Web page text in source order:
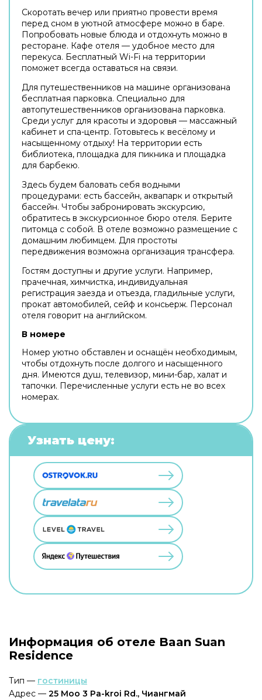
Скоротать вечер или приятно провести время
перед сном в уютной атмосфере можно в баре.
Попробовать новые блюда и отдохнуть можно в
ресторане. Кафе отеля — удобное место для
перекуса. Бесплатный Wi-Fi на территории
поможет всегда оставаться на связи.
Для путешественников на машине организована
бесплатная парковка. Специально для
автопутешественников организована парковка.
Среди услуг для красоты и здоровья — массажный
кабинет и спа-центр. Готовьтесь к весёлому и
насыщенному отдыху! На территории есть
библиотека, площадка для пикника и площадка
для барбекю.
Здесь будем баловать себя водными
процедурами: есть бассейн, аквапарк и открытый
бассейн. Чтобы забронировать экскурсию,
обратитесь в экскурсионное бюро отеля. Берите
питомца с собой. В отеле возможно размещение с
домашним любимцем. Для простоты
передвижения возможна организация трансфера.
Гостям доступны и другие услуги. Например,
прачечная, химчистка, индивидуальная
регистрация заезда и отъезда, гладильные услуги,
прокат автомобилей, сейф и консьерж. Персонал
отеля говорит на английском.
В номере
Номер уютно обставлен и оснащён необходимым,
чтобы отдохнуть после долгого и насыщенного
дня. Имеются душ, телевизор, мини-бар, халат и
тапочки. Перечисленные услуги есть не во всех
номерах.
Узнать цену:
Информация об отеле Baan Suan
Residence
Тип — гостиницы
Адрес — 25 Moo 3 Pa-kroi Rd., Чиангмай